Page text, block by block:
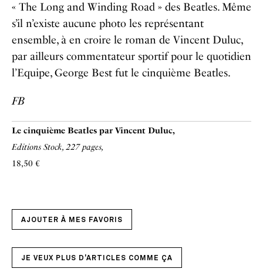
« The Long and Winding Road » des Beatles. Même
s’il n’existe aucune photo les représentant
ensemble, à en croire le roman de Vincent Duluc,
par ailleurs commentateur sportif pour le quotidien
l’Equipe, George Best fut le cinquième Beatles.
FB
Le cinquième Beatles par Vincent Duluc,
Editions Stock, 227 pages,
18,50 €
AJOUTER À MES FAVORIS
JE VEUX PLUS D'ARTICLES COMME ÇA